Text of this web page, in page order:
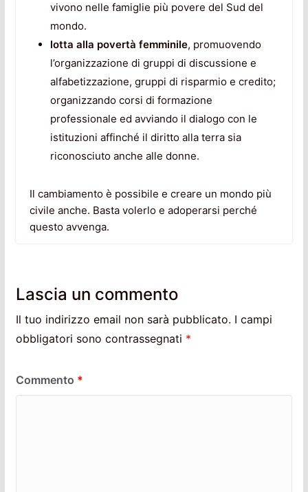
vivono nelle famiglie più povere del Sud del
mondo.
lotta alla povertà femminile, promuovendo
l’organizzazione di gruppi di discussione e
alfabetizzazione, gruppi di risparmio e credito;
organizzando corsi di formazione
professionale ed avviando il dialogo con le
istituzioni affinché il diritto alla terra sia
riconosciuto anche alle donne.
Il cambiamento è possibile e creare un mondo più
civile anche. Basta volerlo e adoperarsi perché
questo avvenga.
Lascia un commento
Il tuo indirizzo email non sarà pubblicato. I campi
obbligatori sono contrassegnati *
Commento *